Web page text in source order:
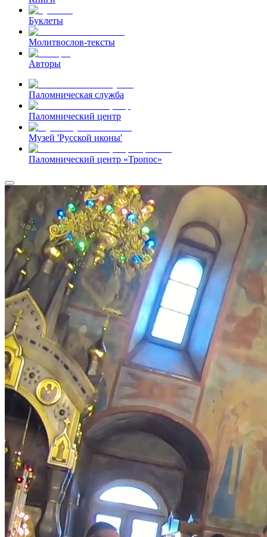
Буклеты
Молитвослов-тексты
Авторы
Паломническая служба
Паломнический центр
Музей 'Русской иконы'
Паломнический центр «Тропос»